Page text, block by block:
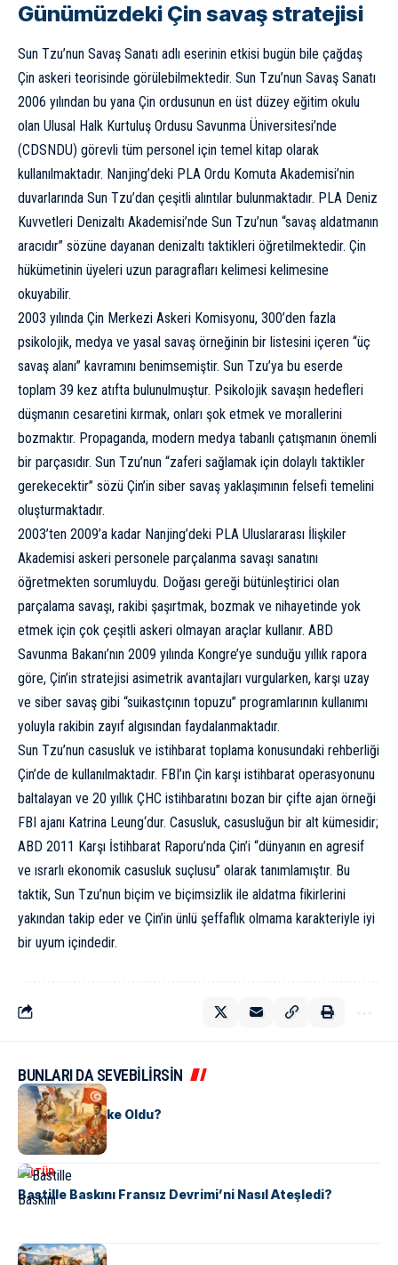
Günümüzdeki Çin savaş stratejisi
Sun Tzu’nun Savaş Sanatı adlı eserinin etkisi bugün bile çağdaş
Çin askeri teorisinde görülebilmektedir. Sun Tzu’nun Savaş Sanatı
2006 yılından bu yana Çin ordusunun en üst düzey eğitim okulu
olan Ulusal Halk Kurtuluş Ordusu Savunma Üniversitesi’nde
(CDSNDU) görevli tüm personel için temel kitap olarak
kullanılmaktadır. Nanjing’deki PLA Ordu Komuta Akademisi’nin
duvarlarında Sun Tzu’dan çeşitli alıntılar bulunmaktadır. PLA Deniz
Kuvvetleri Denizaltı Akademisi’nde Sun Tzu’nun “savaş aldatmanın
aracıdır” sözüne dayanan denizaltı taktikleri öğretilmektedir. Çin
hükümetinin üyeleri uzun paragrafları kelimesi kelimesine
okuyabilir.
2003 yılında Çin Merkezi Askeri Komisyonu, 300’den fazla
psikolojik, medya ve yasal savaş örneğinin bir listesini içeren “üç
savaş alanı” kavramını benimsemiştir. Sun Tzu’ya bu eserde
toplam 39 kez atıfta bulunulmuştur. Psikolojik savaşın hedefleri
düşmanın cesaretini kırmak, onları şok etmek ve morallerini
bozmaktır. Propaganda, modern medya tabanlı çatışmanın önemli
bir parçasıdır. Sun Tzu’nun “zaferi sağlamak için dolaylı taktikler
gerekecektir” sözü Çin’in siber savaş yaklaşımının felsefi temelini
oluşturmaktadır.
2003’ten 2009’a kadar Nanjing’deki PLA Uluslararası İlişkiler
Akademisi askeri personele parçalanma savaşı sanatını
öğretmekten sorumluydu. Doğası gereği bütünleştirici olan
parçalama savaşı, rakibi şaşırtmak, bozmak ve nihayetinde yok
etmek için çok çeşitli askeri olmayan araçlar kullanır. ABD
Savunma Bakanı’nın 2009 yılında Kongre’ye sunduğu yıllık rapora
göre, Çin’in stratejisi asimetrik avantajları vurgularken, karşı uzay
ve siber savaş gibi “suikastçının topuzu” programlarının kullanımı
yoluyla rakibin zayıf algısından faydalanmaktadır.
Sun Tzu’nun casusluk ve istihbarat toplama konusundaki rehberliği
Çin’de de kullanılmaktadır. FBI’ın Çin karşı istihbarat operasyonunu
baltalayan ve 20 yıllık ÇHC istihbaratını bozan bir çifte ajan örneği
FBI ajanı Katrina Leung‘dur. Casusluk, casusluğun bir alt kümesidir;
ABD 2011 Karşı İstihbarat Raporu’nda Çin’i “dünyanın en agresif
ve ısrarlı ekonomik casusluk suçlusu” olarak tanımlamıştır. Bu
taktik, Sun Tzu’nun biçim ve biçimsizlik ile aldatma fikirlerini
yakından takip eder ve Çin’in ünlü şeffaflık olmama karakteriyle iyi
bir uyum içindedir.
BUNLARI DA SEVEBİLİRSİN
KÜLTÜR
Tunus Nasıl Ülke Oldu?
KÜLTÜR
Bastille Baskını Fransız Devrimi’ni Nasıl Ateşledi?
KÜLTÜR